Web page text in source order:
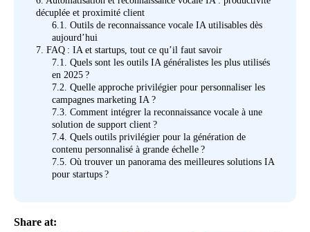
décuplée et proximité client
6.1. Outils de reconnaissance vocale IA utilisables dès
aujourd’hui
7. FAQ : IA et startups, tout ce qu’il faut savoir
7.1. Quels sont les outils IA généralistes les plus utilisés
en 2025 ?
7.2. Quelle approche privilégier pour personnaliser les
campagnes marketing IA ?
7.3. Comment intégrer la reconnaissance vocale à une
solution de support client ?
7.4. Quels outils privilégier pour la génération de
contenu personnalisé à grande échelle ?
7.5. Où trouver un panorama des meilleures solutions IA
pour startups ?
Share at: